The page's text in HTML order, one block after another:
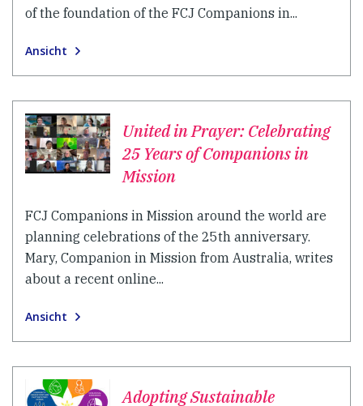
of the foundation of the FCJ Companions in...
Ansicht
United in Prayer: Celebrating
25 Years of Companions in
Mission
FCJ Companions in Mission around the world are
planning celebrations of the 25th anniversary.
Mary, Companion in Mission from Australia, writes
about a recent online...
Ansicht
Adopting Sustainable